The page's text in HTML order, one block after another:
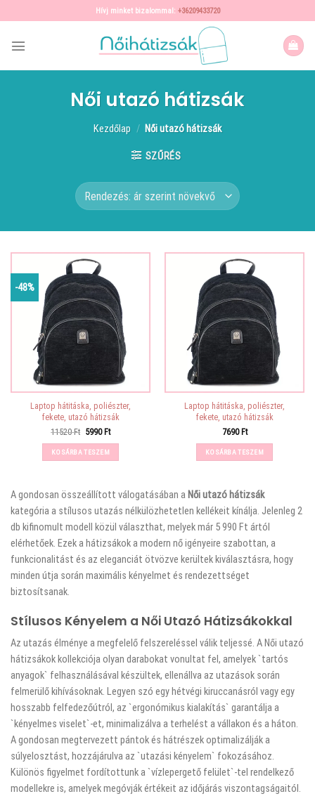
to
content
Hívj minket bizalommal: +36209433720
Női utazó hátizsák
Kezdőlap / Női utazó hátizsák
SZŰRÉS
-48%
Laptop hátitáska, poliészter,
fekete, utazó hátizsák
11520Ft Original
was:
11520 Ft.
5990 FtCurrent
KOSÁRBA TESZEM
Laptop hátitáska, poliészter,
fekete, utazó hátizsák
7690 Ft
KOSÁRBA TESZEM
Agondosan összeállított válogatásában a Női utazó hátizsák
kategória a stílusos utazás nélkülözhetetlen kellékeit kínálja. Jelenleg 2
db kifinomult modell közül választhat, melyek már 5 990 Ft ártól
elérhetőek. Ezek a hátizsákok a modern nő igényeire szabottan, a
funkcionalitást és az eleganciát ötvözve kerültek kiválasztásra, hogy
minden útja során maximális kényelmet és rendezettséget
biztosítsanak.
Stílusos Kényelem a Női Utazó Hátizsákokkal
Az utazás élménye a megfelelő felszereléssel válik teljessé. A Női utazó
hátizsákok kollekciója olyan darabokat vonultat fel, amelyek `tartós
anyagok` felhasználásával készültek, ellenállva az utazások során
felmerülő kihívásoknak. Legyen szó egy hétvégi kiruccanásról vagy egy
hosszabb felfedezőútról, az `ergonómikus kialakítás` garantálja a
`kényelmes viselet`-et, minimalizálva a terhelést a vállakon és a háton.
A gondosan megtervezett pántok és hátrészek optimalizálják a
súlyelosztást, hozzájárulva az `utazási kényelem` fokozásához.
Különös figyelmet fordítottunk a `vízlepergető felület`-tel rendelkező
modellekre is, amelyek megóvják értékeit az időjárás viszontagságaitól.